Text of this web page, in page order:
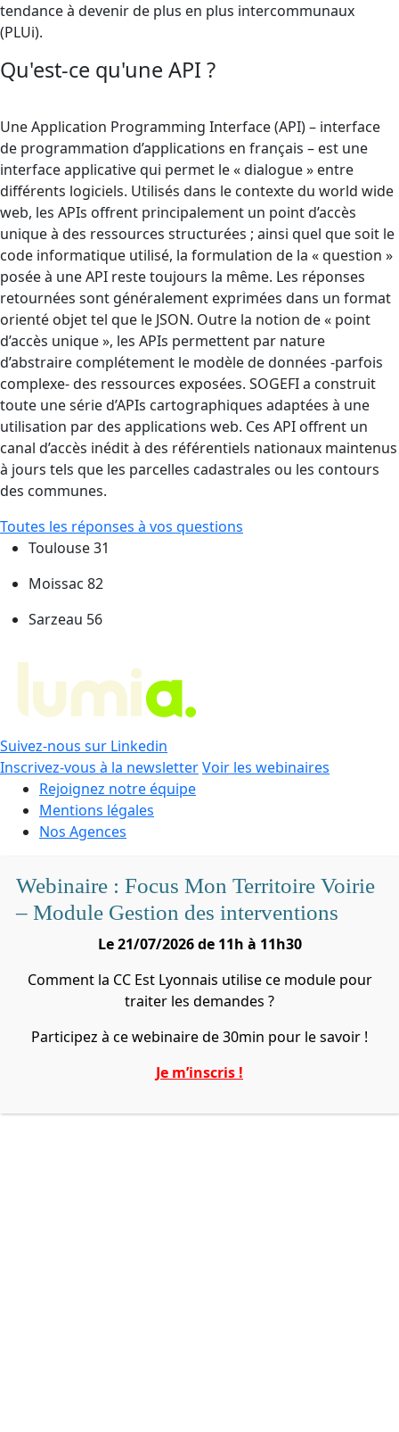
tendance à devenir de plus en plus intercommunaux
(PLUi).
Qu'est-ce qu'une API ?
Une Application Programming Interface (API) – interface
de programmation d’applications en français – est une
interface applicative qui permet le « dialogue » entre
différents logiciels. Utilisés dans le contexte du world wide
web, les APIs offrent principalement un point d’accès
unique à des ressources structurées ; ainsi quel que soit le
code informatique utilisé, la formulation de la « question »
posée à une API reste toujours la même. Les réponses
retournées sont généralement exprimées dans un format
orienté objet tel que le JSON. Outre la notion de « point
d’accès unique », les APIs permettent par nature
d’abstraire complétement le modèle de données -parfois
complexe- des ressources exposées. SOGEFI a construit
toute une série d’APIs cartographiques adaptées à une
utilisation par des applications web. Ces API offrent un
canal d’accès inédit à des référentiels nationaux maintenus
à jours tels que les parcelles cadastrales ou les contours
des communes.
Toutes les réponses à vos questions
Toulouse 31
Moissac 82
Sarzeau 56
Suivez-nous sur Linkedin
Inscrivez-vous à la newsletterVoir les webinaires
Rejoignez notre équipe
Mentions légales
Nos Agences
Webinaire : Focus Mon Territoire Voirie
– Module Gestion des interventions
Le 21/07/2026 de 11h à 11h30
Comment la CC Est Lyonnais utilise ce module pour
traiter les demandes ?
Participez à ce webinaire de 30min pour le savoir !
Je m’inscris !